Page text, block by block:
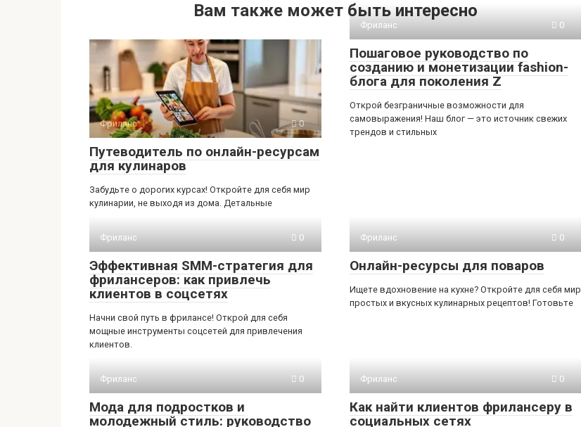
Вам также может быть интересно
Фриланс 0
Путеводитель по онлайн-ресурсам
для кулинаров
Забудьте о дорогих курсах! Откройте для себя мир
кулинарии, не выходя из дома. Детальные
Фриланс 0
Пошаговое руководство по
созданию и монетизации fashion-
блога для поколения Z
Открой безграничные возможности для
самовыражения! Наш блог — это источник свежих
трендов и стильных
Фриланс 0
Эффективная SMM-стратегия для
фрилансеров: как привлечь
клиентов в соцсетях
Начни свой путь в фрилансе! Открой для себя
мощные инструменты соцсетей для привлечения
клиентов.
Фриланс 0
Онлайн-ресурсы для поваров
Ищете вдохновение на кухне? Откройте для себя мир
простых и вкусных кулинарных рецептов! Готовьте
Фриланс 0
Мода для подростков и
молодежный стиль: руководство
Фриланс 0
Как найти клиентов фрилансеру в
социальных сетях